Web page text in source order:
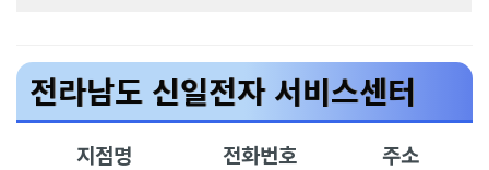
전라남도 신일전자 서비스센터
지점명 전화번호 주소